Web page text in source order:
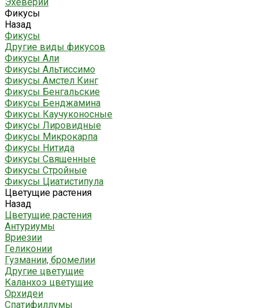
Фикусы
Назад
Фикусы
Другие виды фикусов
Фикусы Али
Фикусы Альтиссимо
Фикусы Амстел Кинг
Фикусы Бенгальские
Фикусы Бенджамина
Фикусы Каучуконосные
Фикусы Лировидные
Фикусы Микрокарпа
Фикусы Нитида
Фикусы Священные
Фикусы Стройные
Фикусы Циатистипула
Цветущие растения
Назад
Цветущие растения
Антуриумы
Вриезии
Геликонии
Гузмании, бромелии
Другие цветущие
Каланхоэ цветущие
Орхидеи
Спатифиллумы